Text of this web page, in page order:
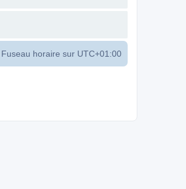
Fuseau horaire sur UTC+01:00